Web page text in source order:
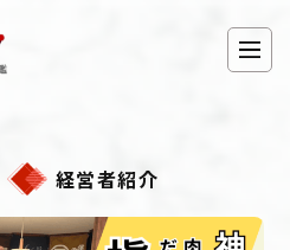
経営者紹介